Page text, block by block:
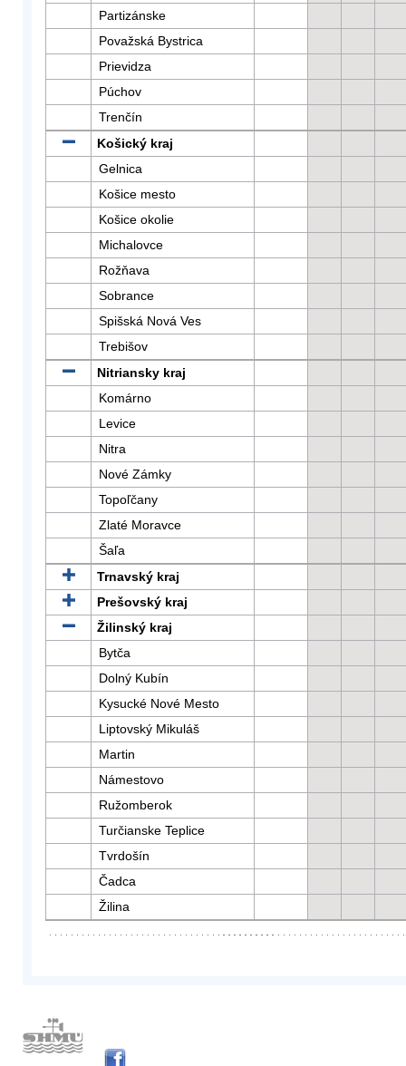
Partizánske
Považská Bystrica
Prievidza
Púchov
Trenčín
Košický kraj
Gelnica
Košice mesto
Košice okolie
Michalovce
Rožňava
Sobrance
Spišská Nová Ves
Trebišov
Nitriansky kraj
Komárno
Levice
Nitra
Nové Zámky
Topoľčany
Zlaté Moravce
Šaľa
Trnavský kraj
Prešovský kraj
Žilinský kraj
Bytča
Dolný Kubín
Kysucké Nové Mesto
Liptovský Mikuláš
Martin
Námestovo
Ružomberok
Turčianske Teplice
Tvrdošín
Čadca
Žilina